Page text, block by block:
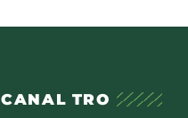
CANAL TRO